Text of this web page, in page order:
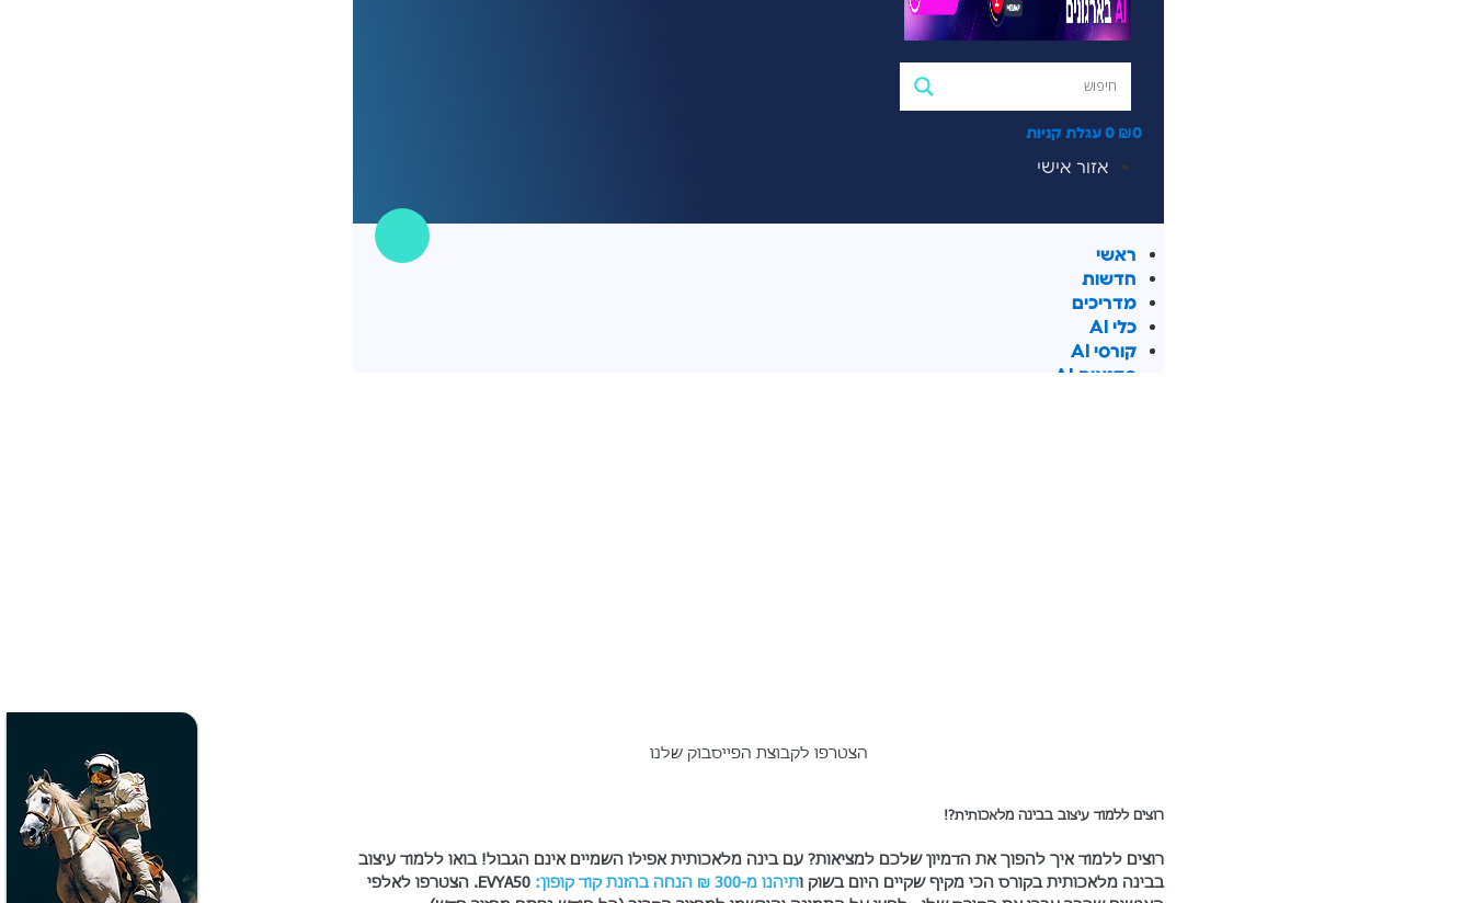
הצטרפו לקבוצת הפייסבוק שלנו
רוצים ללמוד עיצוב בבינה מלאכותית?!
רוצים ללמוד איך להפוך את הדמיון שלכם למציאות? עם בינה מלאכותית אפילו השמיים אינם הגבול! בואו ללמוד עיצוב
בבינה מלאכותית בקורס הכי מקיף שקיים היום בשוק ותיהנו מ-300 ₪ הנחה בהזנת קוד קופון: EVYA50 . הצטרפו לאלפי